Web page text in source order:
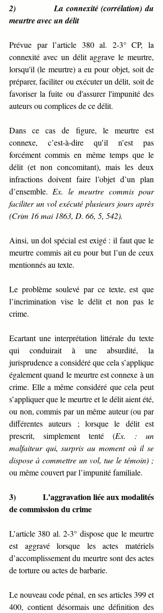
2)             La connexité (corrélation) du
meurtre avec un délit
Prévue par l’article 380 al. 2-3° CP, la
connexité avec un délit aggrave le meurtre,
lorsqu'il (le meurtre) a eu pour objet, soit de
préparer, faciliter ou exécuter un délit, soit de
favoriser la fuite ou d'assurer l'impunité des
auteurs ou complices de ce délit.
Dans ce cas de figure, le meurtre est
connexe, c’est-à-dire qu’il n’est pas
forcément commis en même temps que le
délit (et non concomitant), mais les deux
infractions doivent faire l’objet d’un plan
d’ensemble. Ex. le meurtre commis pour
faciliter un vol exécuté plusieurs jours après
(Crim 16 mai 1863, D. 66, 5, 542).
Ainsi, un dol spécial est exigé : il faut que le
meurtre commis ait eu pour but l’un de ceux
mentionnés au texte.
Le problème soulevé par ce texte, est que
l’incrimination vise le délit et non pas le
crime.
Ecartant une interprétation littérale du texte
qui conduirait à une absurdité, la
jurisprudence a considéré que cela s’applique
également quand le meurtre est connexe à un
crime. Elle a même considéré que cela peut
s’appliquer que le meurtre et le délit aient été,
ou non, commis par un même auteur (ou par
différentes auteurs ; lorsque le délit est
prescrit, simplement tenté (Ex. : un
malfaiteur qui, surpris au moment où il se
dispose à commettre un vol, tue le témoin) ;
ou même couvert par l’impunité familiale.
3)             L’aggravation liée aux modalités
de commission du crime
L’article 380 al. 2-3° dispose que le meurtre
est aggravé lorsque les actes matériels
d’accomplissement du meurtre sont des actes
de torture ou actes de barbarie.
Le nouveau code pénal, en ses articles 399 et
400, contient désormais une définition des